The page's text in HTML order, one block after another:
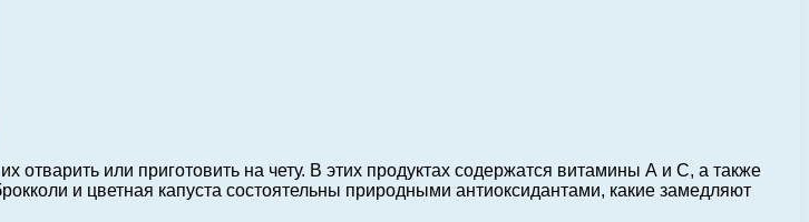
отварить или приготовить на чету. В этих продуктах содержатся витамины А и С, а также
и цветная капуста состоятельны природными антиоксидантами, какие замедляют